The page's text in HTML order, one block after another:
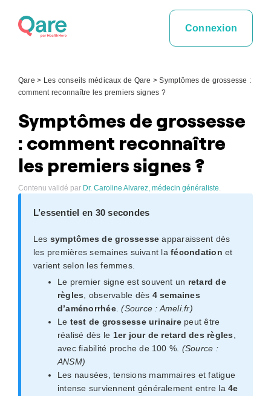
Connexion
Qare > Les conseils médicaux de Qare >Symptômes de grossesse :
comment reconnaître les premiers signes ?
Symptômes de grossesse
: comment reconnaître
les premiers signes ?
Contenu validé par Dr. Caroline Alvarez, médecin généraliste.
L’essentiel en 30 secondes
Les symptômes de grossesse apparaissent dès
les premières semaines suivant lafécondation et
varient selon les femmes.
Le premier signe est souvent un retard de
règles , observable dès 4 semaines
d’aménorrhée.(Source : Ameli.fr)
Le test de grossesse urinairepeut être
réalisé dès le 1er jour de retard des règles
avec fiabilité proche de 100 %. (Source :
ANSM)
Les nausées, tensions mammaires et fatigue
intense surviennent généralement entre la4e